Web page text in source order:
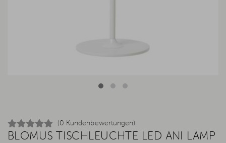
(0 Kundenbewertungen)
BLOMUS TISCHLEUCHTE LED ANI LAMP